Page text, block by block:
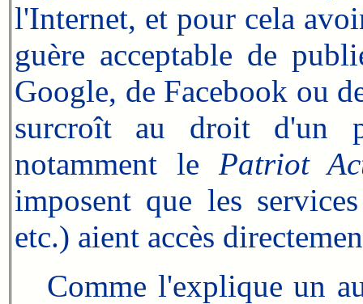
l'Internet, et pour cela
guère acceptable de
Google, de Facebook ou
surcroît au droit d'un
notamment le Patriot
imposent que les
etc.) aient accès
Comme l'explique un